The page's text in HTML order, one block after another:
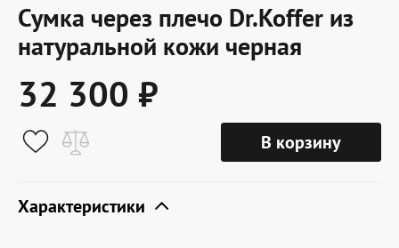
Акции
О компании
Условия доставки
Сумка через плечо Dr.Koffer из
натуральной кожи черная
32 300 ₽
В корзину
Характеристики